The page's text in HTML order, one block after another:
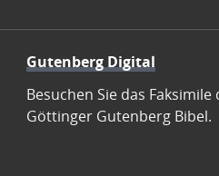
Gutenberg Digital
Besuchen Sie das Faksimile
Göttinger Gutenberg Bibel.